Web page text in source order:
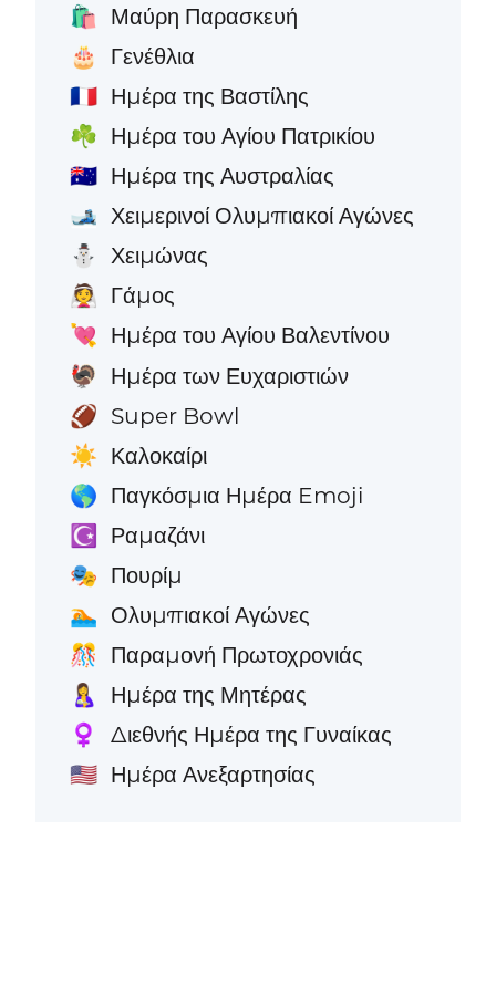
🛍️ Μαύρη Παρασκευή
🎂 Γενέθλια
🇫🇷 Ημέρα της Βαστίλης
☘️ Ημέρα του Αγίου Πατρικίου
🇦🇺 Ημέρα της Αυστραλίας
🎿 Χειμερινοί Ολυμπιακοί Αγώνες
⛄ Χειμώνας
👰 Γάμος
💘 Ημέρα του Αγίου Βαλεντίνου
🦃 Ημέρα των Ευχαριστιών
🏈 Super Bowl
☀️ Καλοκαίρι
🌎 Παγκόσμια Ημέρα Emoji
☪️ Ραμαζάνι
🎭 Πουρίμ
🏊 Ολυμπιακοί Αγώνες
🎊 Παραμονή Πρωτοχρονιάς
🤱 Ημέρα της Μητέρας
♀️ Διεθνής Ημέρα της Γυναίκας
🇺🇸 Ημέρα Ανεξαρτησίας